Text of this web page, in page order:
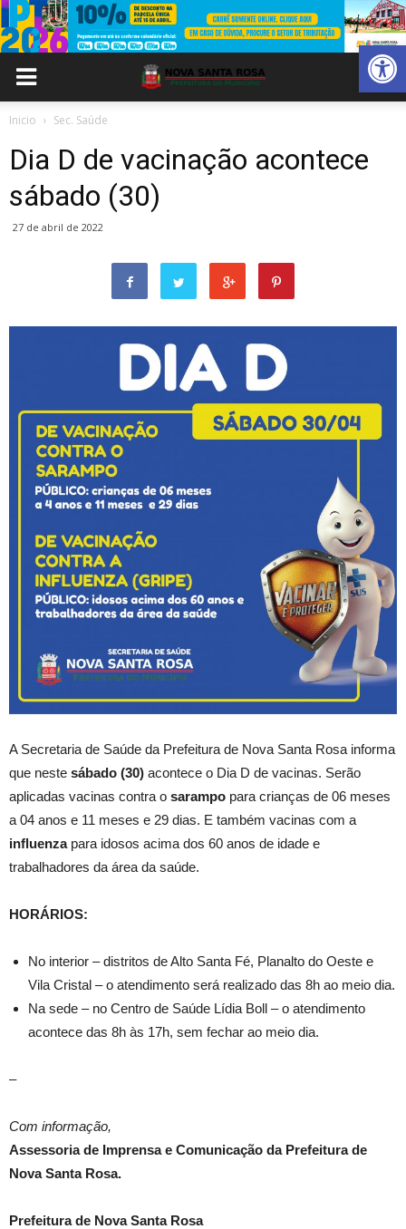
Abrir
Inicio Sec. Saúde
Dia D de vacinação acontece
sábado (30)
27 de abril de 2022
A Secretaria de Saúde da Prefeitura de Nova Santa Rosa informa
que neste sábado (30) acontece o Dia D de vacinas. Serão
aplicadas vacinas contra o sarampo para crianças de 06 meses
a 04 anos e 11 meses e 29 dias. E também vacinas com a
influenzapara idosos acima dos 60 anos de idade e
trabalhadores da área da saúde.
HORÁRIOS:
No interior – distritos de Alto Santa Fé, Planalto do Oeste e
Vila Cristal – o atendimento será realizado das 8h ao meio dia.
Na sede – no Centro de Saúde Lídia Boll – o atendimento
acontece das 8h às 17h, sem fechar ao meio dia.
–
Com informação,
Assessoria de Imprensa e Comunicação da Prefeitura de
Nova Santa Rosa.
Prefeitura de Nova Santa Rosa